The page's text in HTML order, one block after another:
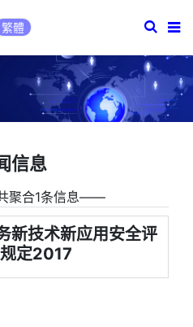
繁體
信息
聚合1条信息――
新技术新应用安全评
定2017